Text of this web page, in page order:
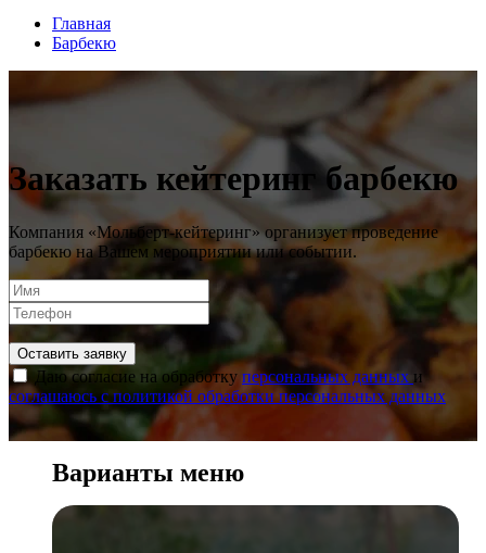
Главная
Барбекю
Заказать кейтеринг барбекю
Компания «Мольберт-кейтеринг» организует проведение
барбекю на Вашем мероприятии или событии.
Оставить заявку
Даю согласие на обработку персональных данных и
соглашаюсь с политикой обработки персональных данных
Варианты меню